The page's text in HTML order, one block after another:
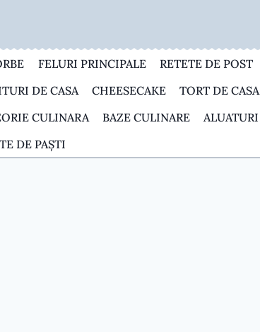
FELURI PRINCIPALE RETETE DE POST
DE CASA CHEESECAKE TORT DE CASA
CULINARA BAZE CULINARE ALUATURI
DE PAȘTI